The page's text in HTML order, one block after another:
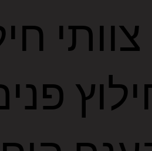
צוותי